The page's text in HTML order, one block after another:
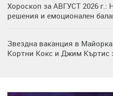
Хороскоп за АВГУСТ 2026
решения и емоционален
Звездна ваканция в
Кортни Кокс и Джим Къртис
си деца на семейна морска